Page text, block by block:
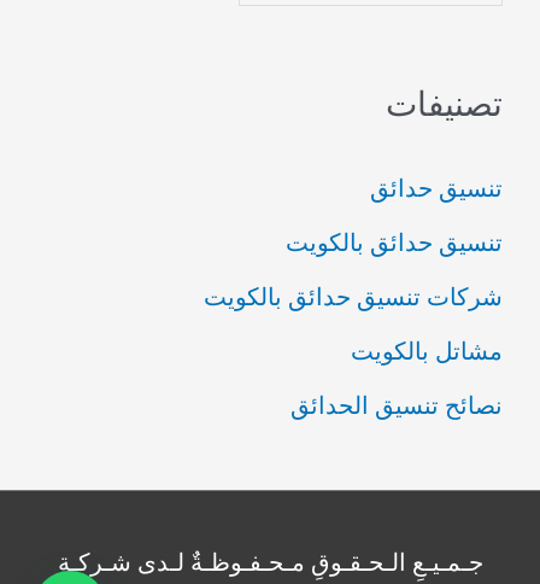
تصنيفات
تنسيق حدائق
تنسيق حدائق بالكويت
شركات تنسيق حدائق بالكويت
مشاتل بالكويت
نصائح تنسيق الحدائق
جـمـيـعِ الـحـقـوقِ مـحـفـوظـةٌ لـدى شـركـةِ